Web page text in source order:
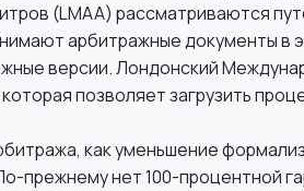
(LMAA) рассматриваются
арбитражные документы в
версии. Лондонский
позволяет загрузить
как уменьшение
прежнему нет 100-процентной